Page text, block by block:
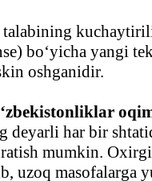
bo‘yicha yangi
oshganidir.
deyarli har bir
mumkin.
uzoq masofalarga